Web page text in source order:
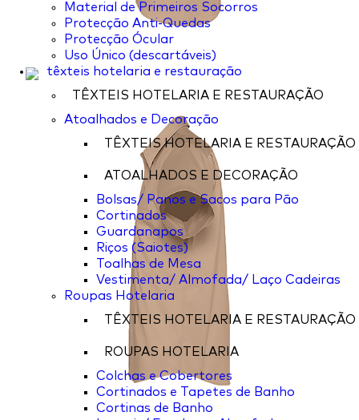
Material de Primeiros Socorros
Protecção Anti-Quedas
Protecção Ócular
Uso Único (descartáveis)
têxteis hotelaria e restauração
TÊXTEIS HOTELARIA E RESTAURAÇÃO
Atoalhados e Decoração
TÊXTEIS HOTELARIA E RESTAURAÇÃO
ATOALHADOS E DECORAÇÃO
Bolsas/ Panos e Sacos para Pão
Cortinados
Guardanapos
Riços (Saiotes)
Toalhas de Mesa
Vestimenta/ Almofada/ Laço Cadeiras
Roupas Hotelaria
TÊXTEIS HOTELARIA E RESTAURAÇÃO
ROUPAS HOTELARIA
Colchas e Cobertores
Cortinados e Tapetes de Banho
Cortinas de Banho